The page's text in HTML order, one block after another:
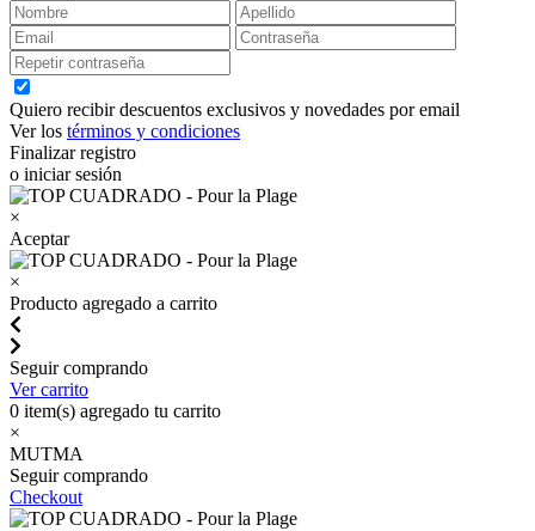
Quiero recibir descuentos exclusivos y novedades por email
Ver los términos y condiciones
Finalizar registro
o iniciar sesión
×
Aceptar
×
Producto agregado a carrito
Seguir comprando
Ver carrito
0 item(s) agregado tu carrito
×
MUTMA
Seguir comprando
Checkout